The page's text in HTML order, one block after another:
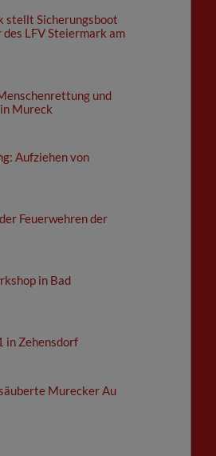
stellt Sicherungsboot
des LFV Steiermark am
und
Mureck
Aufziehen von
Feuerwehren der
in Bad
in Zehensdorf
Murecker Au